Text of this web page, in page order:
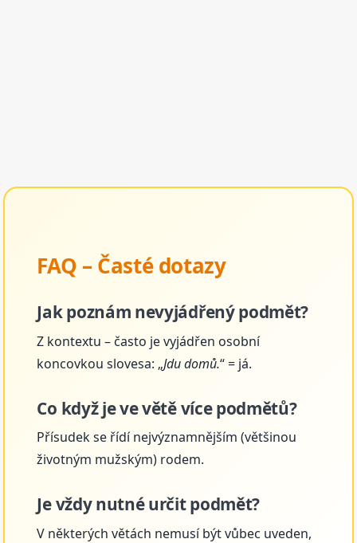
FAQ – Časté dotazy
Jak poznám nevyjádřený podmět?
Z kontextu – často je vyjádřen osobní
koncovkou slovesa: „Jdu domů.“ = já.
Co když je ve větě více podmětů?
Přísudek se řídí nejvýznamnějším (většinou
životným mužským) rodem.
Je vždy nutné určit podmět?
V některých větách nemusí být vůbec uveden,